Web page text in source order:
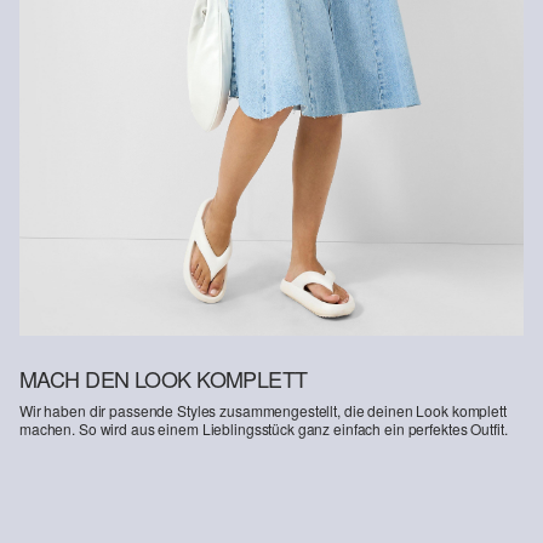
MACH DEN LOOK KOMPLETT
Wir haben dir passende Styles zusammengestellt, die deinen Look komplett
machen. So wird aus einem Lieblingsstück ganz einfach ein perfektes Outfit.